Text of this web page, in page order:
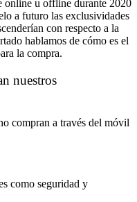
online u offline durante 2020
a futuro las exclusividades
con respecto a la
hablamos de cómo es el
la compra.
nuestros
compran a través del móvil
como seguridad y